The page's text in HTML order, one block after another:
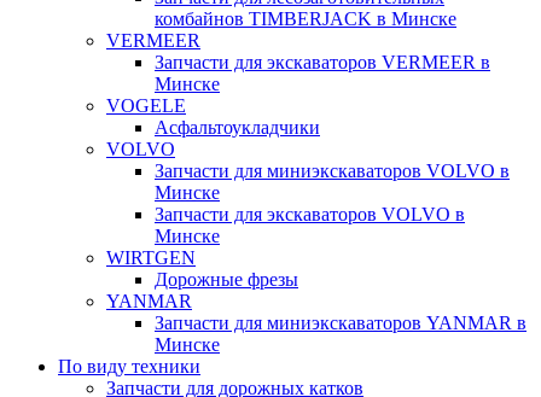
комбайнов TIMBERJACK в Минске
VERMEER
Запчасти для экскаваторов VERMEER в
Минске
VOGELE
Асфальтоукладчики
VOLVO
Запчасти для миниэкскаваторов VOLVO в
Минске
Запчасти для экскаваторов VOLVO в
Минске
WIRTGEN
Дорожные фрезы
YANMAR
Запчасти для миниэкскаваторов YANMAR в
Минске
По виду техники
Запчасти для дорожных катков